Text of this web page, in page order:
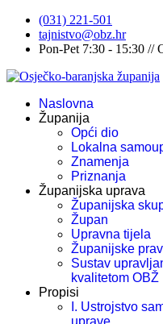
(031) 221-501
tajnistvo@obz.hr
Pon-Pet 7:30 - 15:30 //
Naslovna
Županija
Opći dio
Lokalna
Znamenja
Priznanja
Županijska uprava
Županijska
Župan
Upravna tijela
Županijske
Sustav
kvalitetom OBŽ
Propisi
I. Ustrojstvo
uprave